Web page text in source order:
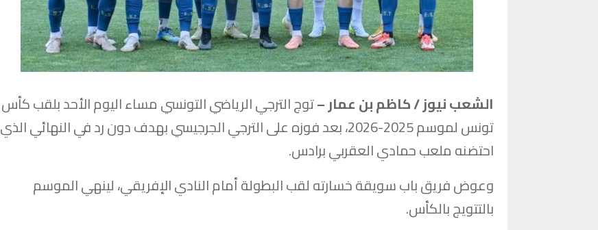
الشعب نيوز / كاظم بن عمار –توج الترجي الرياضي التونسي مساء اليوم الأحد بلقب كأس
تونس لموسم 2025-2026، بعد فوزه على الترجي الجرجيسي بهدف دون رد في النهائي الذي
احتضنه ملعب حمادي العقربي برادس.
وعوض فريق باب سويقة خسارته لقب البطولة أمام النادي الإفريقي، لينهي الموسم
بالتتويج بالكأس.